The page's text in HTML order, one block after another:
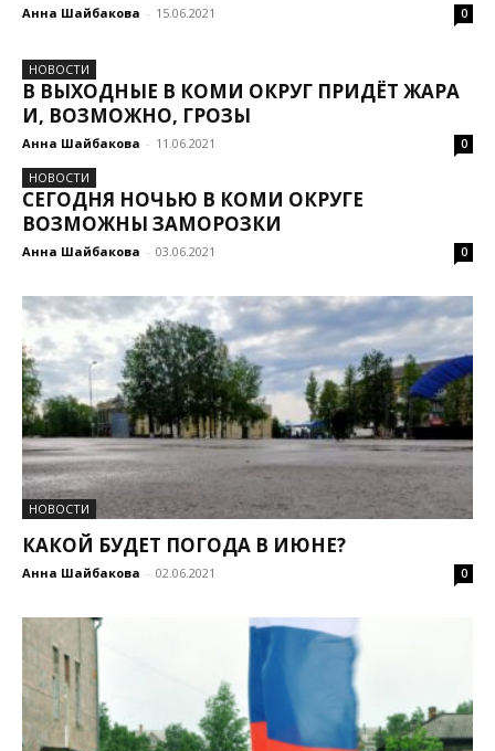
Анна Шайбакова - 15.06.2021 0
НОВОСТИ
В ВЫХОДНЫЕ В КОМИ ОКРУГ ПРИДЁТ ЖАРА
И, ВОЗМОЖНО, ГРОЗЫ
Анна Шайбакова - 11.06.2021 0
НОВОСТИ
СЕГОДНЯ НОЧЬЮ В КОМИ ОКРУГЕ
ВОЗМОЖНЫ ЗАМОРОЗКИ
Анна Шайбакова - 03.06.2021 0
НОВОСТИ
КАКОЙ БУДЕТ ПОГОДА В ИЮНЕ?
Анна Шайбакова - 02.06.2021 0